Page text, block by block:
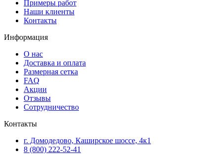
Примеры работ
Наши клиенты
Контакты
Информация
О нас
Доставка и оплата
Размерная сетка
FAQ
Акции
Отзывы
Сотрудничество
Контакты
г. Домодедово, Каширское шоссе, 4к1
8 (800) 222-52-41